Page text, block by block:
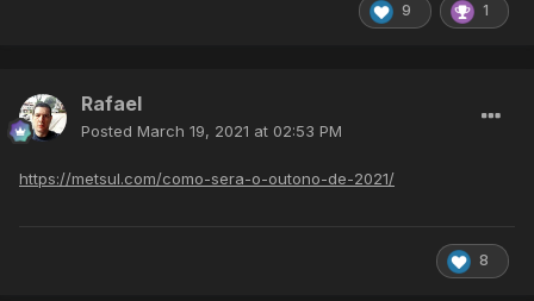
9 1
Rafael
Posted March 19, 2021 at 02:53 PM
https://metsul.com/como-sera-o-outono-de-2021/
8